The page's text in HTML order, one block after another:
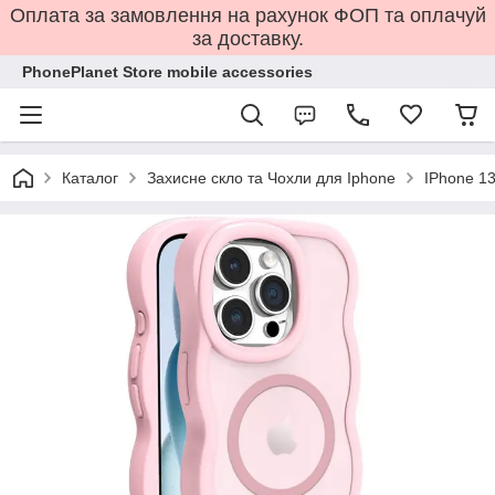
Оплата за замовлення на рахунок ФОП та оплачуй
за доставку.
PhonePlanet Store mobile accessories
Каталог Захисне скло та Чохли для Iphone IPhone